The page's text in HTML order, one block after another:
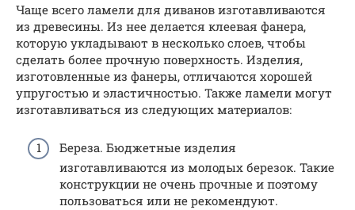
Чаще всего ламели для диванов изготавливаются
из древесины. Из нее делается клеевая фанера,
которую укладывают в несколько слоев, чтобы
сделать более прочную поверхность. Изделия,
изготовленные из фанеры, отличаются хорошей
упругостью и эластичностью. Также ламели могут
изготавливаться из следующих материалов:
Береза. Бюджетные изделия
изготавливаются из молодых березок. Такие
конструкции не очень прочные и поэтому
пользоваться или не рекомендуют.